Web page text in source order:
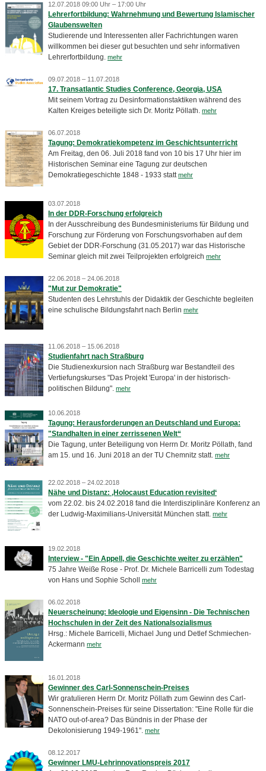
12.07.2018 09:00 Uhr – 17:00 Uhr
Lehrerfortbildung: Wahrnehmung und Bewertung Islamischer
Glaubenswelten
Studierende und Interessenten aller Fachrichtungen waren
willkommen bei dieser gut besuchten und sehr informativen
Lehrerfortbildung. mehr
09.07.2018 – 11.07.2018
17. Transatlantic Studies Conference, Georgia, USA
Mit seinem Vortrag zu Desinformationstaktiken während des
Kalten Kreiges beteiligte sich Dr. Moritz Pöllath. mehr
06.07.2018
Tagung: Demokratiekompetenz im Geschichtsunterricht
Am Freitag, den 06. Juli 2018 fand von 10 bis 17 Uhr hier im
Historischen Seminar eine Tagung zur deutschen
Demokratiegeschichte 1848 - 1933 stattmehr
03.07.2018
In der DDR-Forschung erfolgreich
In der Ausschreibung des Bundesministeriums für Bildung und
Forschung zur Förderung von Forschungsvorhaben auf dem
Gebiet der DDR-Forschung (31.05.2017) war das Historische
Seminar gleich mit zwei Teilprojekten erfolgreich mehr
22.06.2018 – 24.06.2018
"Mut zur Demokratie"
Studenten des Lehrstuhls der Didaktik der Geschichte begleiten
eine schulische Bildungsfahrt nach Berlin mehr
11.06.2018 – 15.06.2018
Studienfahrt nach Straßburg
Die Studienexkursion nach Straßburg war Bestandteil des
Vertiefungskurses "Das Projekt 'Europa' in der historisch-
politischen Bildung". mehr
10.06.2018
Tagung: Herausforderungen an Deutschland und Europa:
"Standhalten in einer zerrissenen Welt“
Die Tagung, unter Beteiligung von Herrn Dr. Moritz Pöllath, fand
am 15. und 16. Juni 2018 an der TU Chemnitz statt. mehr
22.02.2018 – 24.02.2018
Nähe und Distanz: ‚Holocaust Education revisited‘
vom 22.02. bis 24.02.2018 fand die Interdisziplinäre Konferenz an
der Ludwig-Maximilians-Universität München statt. mehr
19.02.2018
Interview - "Ein Appell, die Geschichte weiter zu erzählen"
75 Jahre Weiße Rose - Prof. Dr. Michele Barricelli zum Todestag
von Hans und Sophie Scholl mehr
06.02.2018
Neuerscheinung: Ideologie und Eigensinn - Die Technischen
Hochschulen in der Zeit des Nationalsozialismus
Hrsg.: Michele Barricelli, Michael Jung und Detlef Schmiechen-
Ackermann mehr
16.01.2018
Gewinner des Carl-Sonnenschein-Preises
Wir gratulieren Herrn Dr. Moritz Pöllath zum Gewinn des Carl-
Sonnenschein-Preises für seine Dissertation: "Eine Rolle für die
NATO out-of-area? Das Bündnis in der Phase der
Dekolonisierung 1949-1961". mehr
08.12.2017
Gewinner LMU-Lehrinnovationspreis 2017